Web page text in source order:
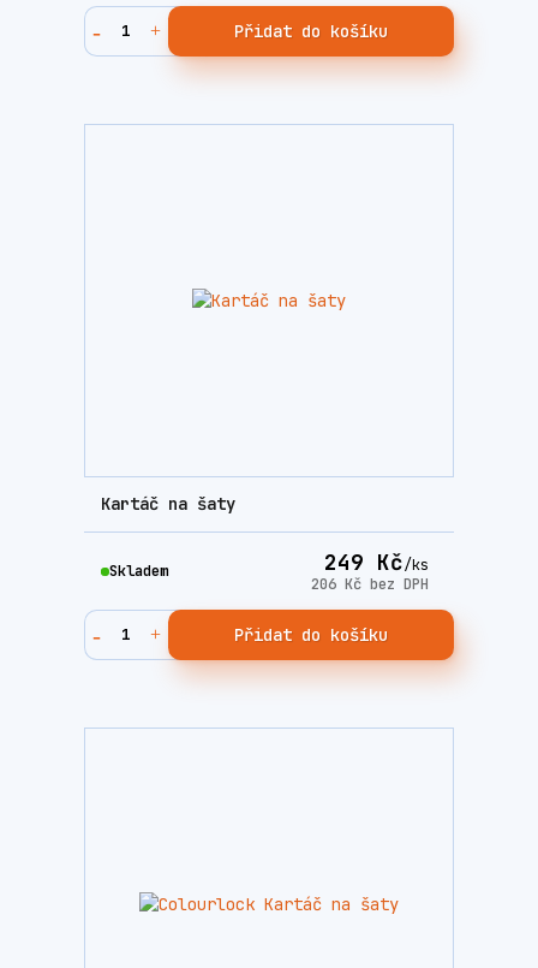
Přidat do košíku
Kartáč na šaty
249 Kč/ks
206 Kč bez DPH
Skladem
Přidat do košíku